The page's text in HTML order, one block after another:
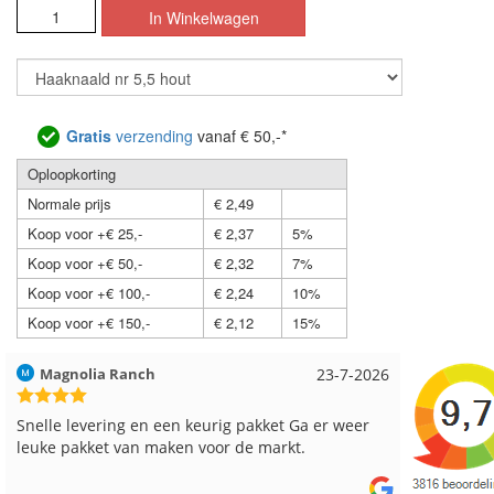
Gratis verzending vanaf € 50,-*
Oploopkorting
Normale prijs
€ 2,49
Koop voor +€ 25,-
€ 2,37
5%
Koop voor +€ 50,-
€ 2,32
7%
Koop voor +€ 100,-
€ 2,24
10%
Koop voor +€ 150,-
€ 2,12 15%
17-7-2026
Hilde uit Loyers
Reeds meerdere keren breigaren en breinaalden
besteld, altijd heel tevreden over de service.
Loes uit
Snelle